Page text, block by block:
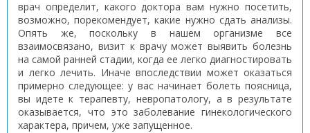
врач определит, какого доктора вам нужно посетить,
возможно, порекомендует, какие нужно сдать анализы.
Опять же, поскольку в нашем организме все
взаимосвязано, визит к врачу может выявить болезнь
на самой ранней стадии, когда ее легко диагностировать
и легко лечить. Иначе впоследствии может оказаться
примерно следующее: у вас начинает болеть поясница,
вы идете к терапевту, невропатологу, а в результате
оказывается, что это заболевание гинекологического
характера, причем, уже запущенное.